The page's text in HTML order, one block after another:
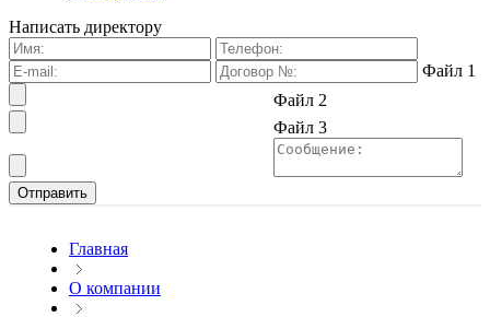
Написать директору
Файл 1
Файл 2
Файл 3
Главная
О компании